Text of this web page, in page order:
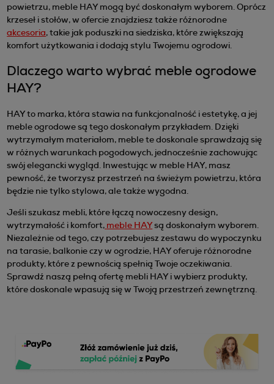
powietrzu, meble HAY mogą być doskonałym wyborem. Oprócz
krzeseł i stołów, w ofercie znajdziesz także różnorodne
akcesoria, takie jak poduszki na siedziska, które zwiększają
komfort użytkowania i dodają stylu Twojemu ogrodowi.
Dlaczego warto wybrać meble ogrodowe
HAY?
HAY to marka, która stawia na funkcjonalność i estetykę, a jej
meble ogrodowe są tego doskonałym przykładem. Dzięki
wytrzymałym materiałom, meble te doskonale sprawdzają się
w różnych warunkach pogodowych, jednocześnie zachowując
swój elegancki wygląd. Inwestując w meble HAY, masz
pewność, że tworzysz przestrzeń na świeżym powietrzu, która
będzie nie tylko stylowa, ale także wygodna.
Jeśli szukasz mebli, które łączą nowoczesny design,
wytrzymałość i komfort, meble HAYsą doskonałym wyborem.
Niezależnie od tego, czy potrzebujesz zestawu do wypoczynku
na tarasie, balkonie czy w ogrodzie, HAY oferuje różnorodne
produkty, które z pewnością spełnią Twoje oczekiwania.
Sprawdź naszą pełną ofertę mebli HAY i wybierz produkty,
które doskonale wpasują się w Twoją przestrzeń zewnętrzną.